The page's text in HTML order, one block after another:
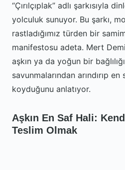
“Çırılçıplak” adlı şarkısıyla
yolculuk sunuyor. Bu şarkı,
rastladığımız türden bir
manifestosu adeta. Mert
aşkın ya da yoğun bir
savunmalarından arındırıp
koyduğunu anlatıyor.
Aşkın En Saf Hali:
Teslim Olmak